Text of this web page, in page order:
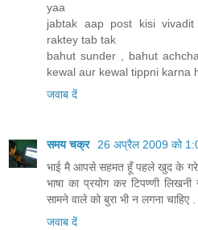
yaa
jabtak aap post kisi
raktey tab tak
bahut sunder , bahut
kewal aur kewal tippni karna
जवाब दें
समय चक्र
26 अप्रैल 2009 को
भाई मै आपसे सहमत हूँ पहले खुद के
भाषा का प्रयोग कर टिपण्णी
सामने वाले को बुरा भी न लगना
जवाब दें